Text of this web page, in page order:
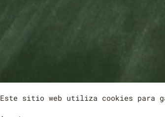
Este sitio web utiliza cookies para